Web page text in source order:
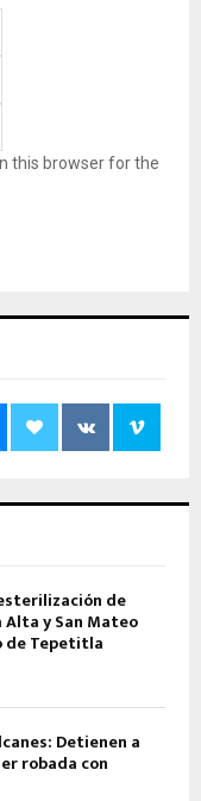
this browser for the
de
y San Mateo
de Tepetitla
Detienen a
robada con